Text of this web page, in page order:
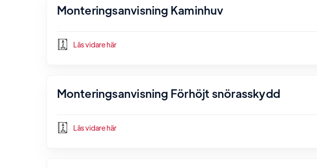
Monteringsanvisning Kaminhuv
Läs vidare här
Monteringsanvisning Förhöjt snörasskydd
Läs vidare här